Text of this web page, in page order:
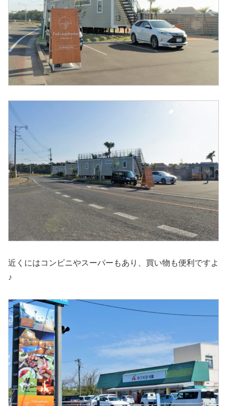
近くにはコンビニやスーパーもあり、買い物も便利ですよ
♪